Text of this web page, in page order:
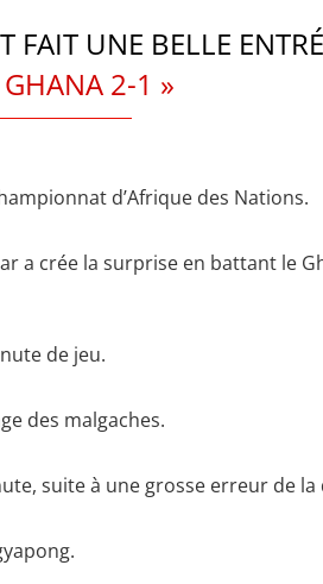
UNE BELLE
2-1 »
d’Afrique des Nations.
a crée la surprise en battant le
de jeu.
des malgaches.
suite à une grosse erreur de